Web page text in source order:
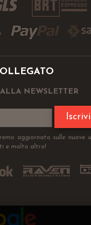
NEWSLETTER
aggiornato sulle nuove
e molto altro!